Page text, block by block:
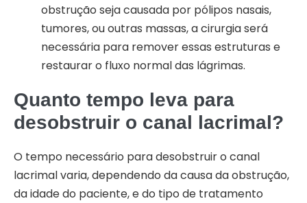
obstrução seja causada por pólipos nasais,
tumores, ou outras massas, a cirurgia será
necessária para remover essas estruturas e
restaurar o fluxo normal das lágrimas.
Quanto tempo leva para
desobstruir o canal lacrimal?
O tempo necessário para desobstruir o canal
lacrimal varia, dependendo da causa da obstrução,
da idade do paciente, e do tipo de tratamento